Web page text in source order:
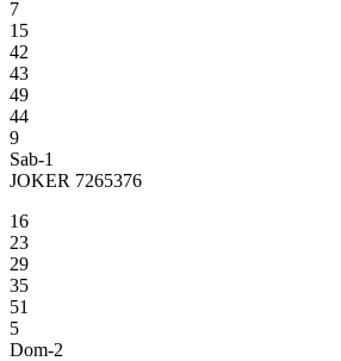
7
15
42
43
49
44
9
Sab-1
JOKER 7265376
16
23
29
35
51
5
Dom-2